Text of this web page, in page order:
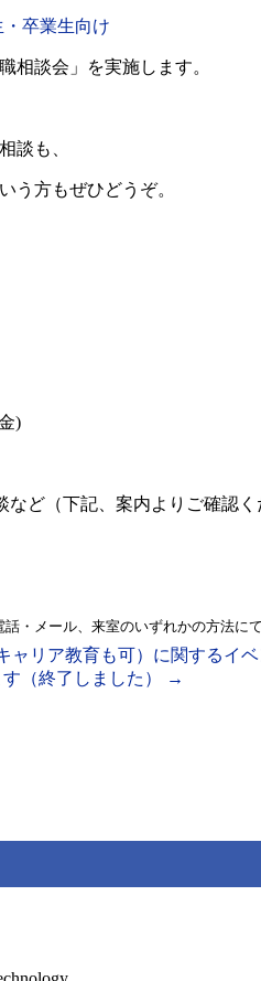
・卒業生向け
相談会」を実施します。
談も、
う方もぜひどうぞ。
)
ど（下記、案内よりご確認く
・メール、来室のいずれかの方法に
ャリア教育も可）に関するイ
（終了しました）
→